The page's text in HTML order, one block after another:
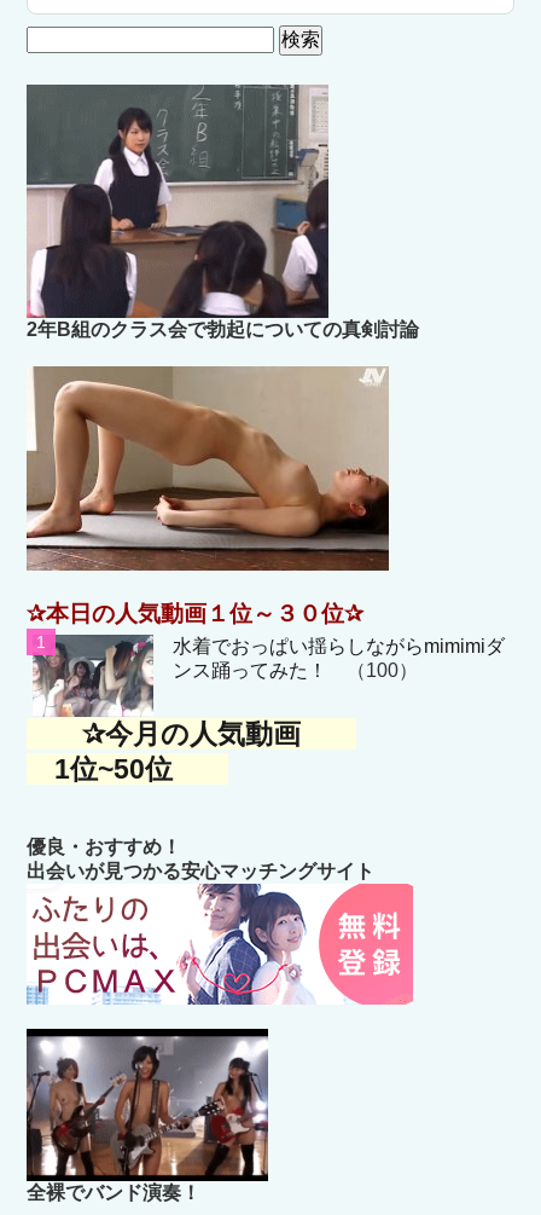
索:
2年B組のクラス会で勃起についての真剣討論
✰本日の人気動画１位～３０位✰
水着でおっぱい揺らしながらmimimiダ
ンス踊ってみた！
（100）
✰今月の人気動画
1位~50位
優良・おすすめ！
出会いが見つかる安心マッチングサイト
全裸でバンド演奏！